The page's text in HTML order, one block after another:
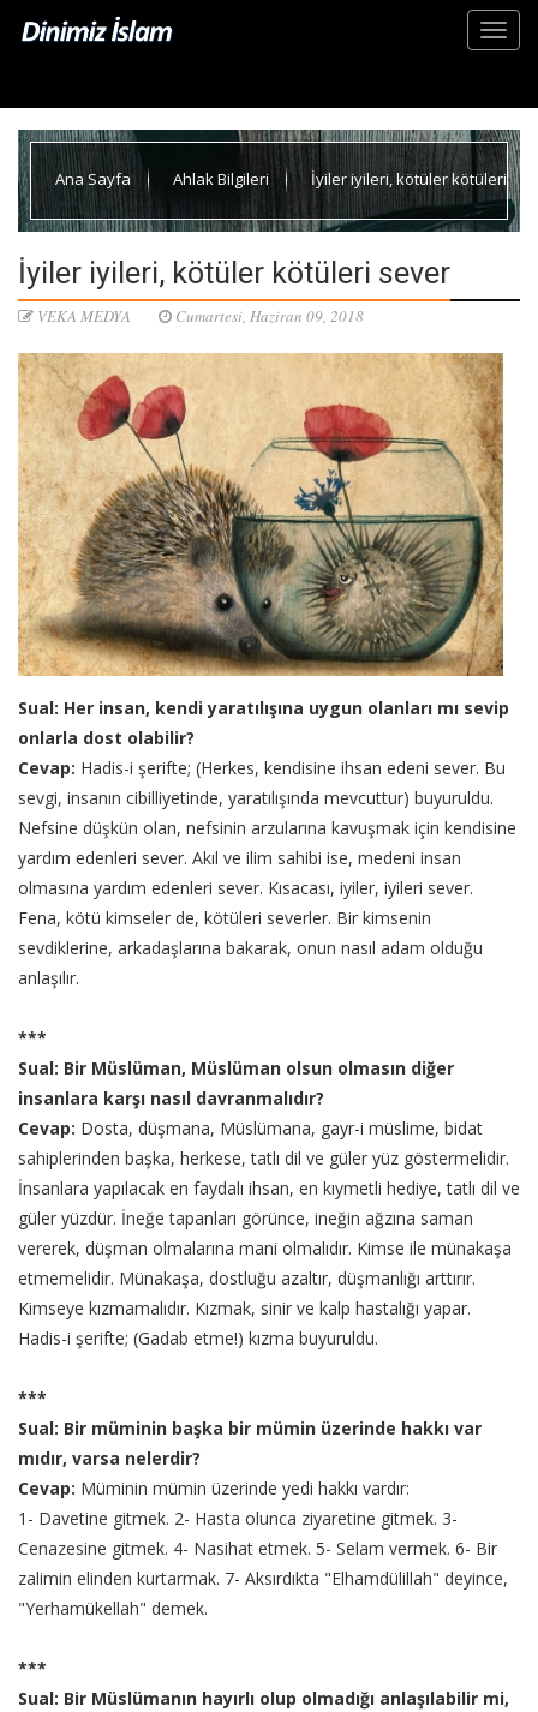
Ana Sayfa Ahlak Bilgileri İyiler iyileri, kötüler kötüleri
İyiler iyileri, kötüler kötüleri sever
VEKA MEDYA Cumartesi, Haziran 09, 2018
Sual: Her insan, kendi yaratılışına uygun olanları mı sevip
onlarla dost olabilir?
Cevap: Hadis-i şerifte; (Herkes, kendisine ihsan edeni sever. Bu
sevgi, insanın cibilliyetinde, yaratılışında mevcuttur) buyuruldu.
Nefsine düşkün olan, nefsinin arzularına kavuşmak için kendisine
yardım edenleri sever. Akıl ve ilim sahibi ise, medeni insan
olmasına yardım edenleri sever. Kısacası, iyiler, iyileri sever.
Fena, kötü kimseler de, kötüleri severler. Bir kimsenin
sevdiklerine, arkadaşlarına bakarak, onun nasıl adam olduğu
anlaşılır.
***
Sual: Bir Müslüman, Müslüman olsun olmasın diğer
insanlara karşı nasıl davranmalıdır?
Cevap: Dosta, düşmana, Müslümana, gayr-i müslime, bidat
sahiplerinden başka, herkese, tatlı dil ve güler yüz göstermelidir.
İnsanlara yapılacak en faydalı ihsan, en kıymetli hediye, tatlı dil ve
güler yüzdür. İneğe tapanları görünce, ineğin ağzına saman
vererek, düşman olmalarına mani olmalıdır. Kimse ile münakaşa
etmemelidir. Münakaşa, dostluğu azaltır, düşmanlığı arttırır.
Kimseye kızmamalıdır. Kızmak, sinir ve kalp hastalığı yapar.
Hadis-i şerifte; (Gadab etme!) kızma buyuruldu.
***
Sual: Bir müminin başka bir mümin üzerinde hakkı var
mıdır, varsa nelerdir?
Cevap: Müminin mümin üzerinde yedi hakkı vardır:
1- Davetine gitmek. 2- Hasta olunca ziyaretine gitmek. 3-
Cenazesine gitmek. 4- Nasihat etmek. 5- Selam vermek. 6- Bir
zalimin elinden kurtarmak. 7- Aksırdıkta "Elhamdülillah" deyince,
"Yerhamükellah" demek.
***
Sual: Bir Müslümanın hayırlı olup olmadığı anlaşılabilir mi,